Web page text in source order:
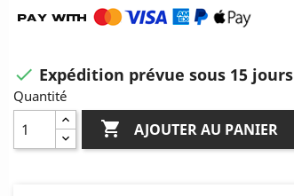
 Expédition prévue sous 15 jours
Quantité
 AJOUTER AU PANIER